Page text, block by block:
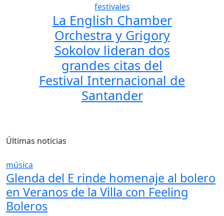
festivales
La English Chamber
Orchestra y Grigory
Sokolov lideran dos
grandes citas del
Festival Internacional de
Santander
Últimas noticias
música
Glenda del E rinde homenaje al bolero
en Veranos de la Villa con Feeling
Boleros